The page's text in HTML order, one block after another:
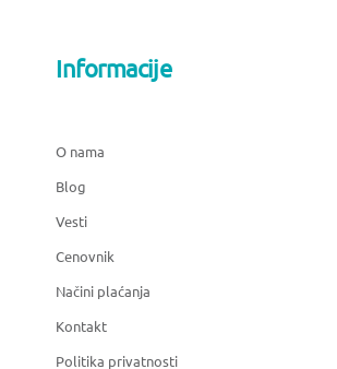
Informacije
O nama
Blog
Vesti
Cenovnik
Načini plaćanja
Kontakt
Politika privatnosti